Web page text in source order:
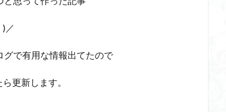
／
で有用な情報出てたので
更新します。